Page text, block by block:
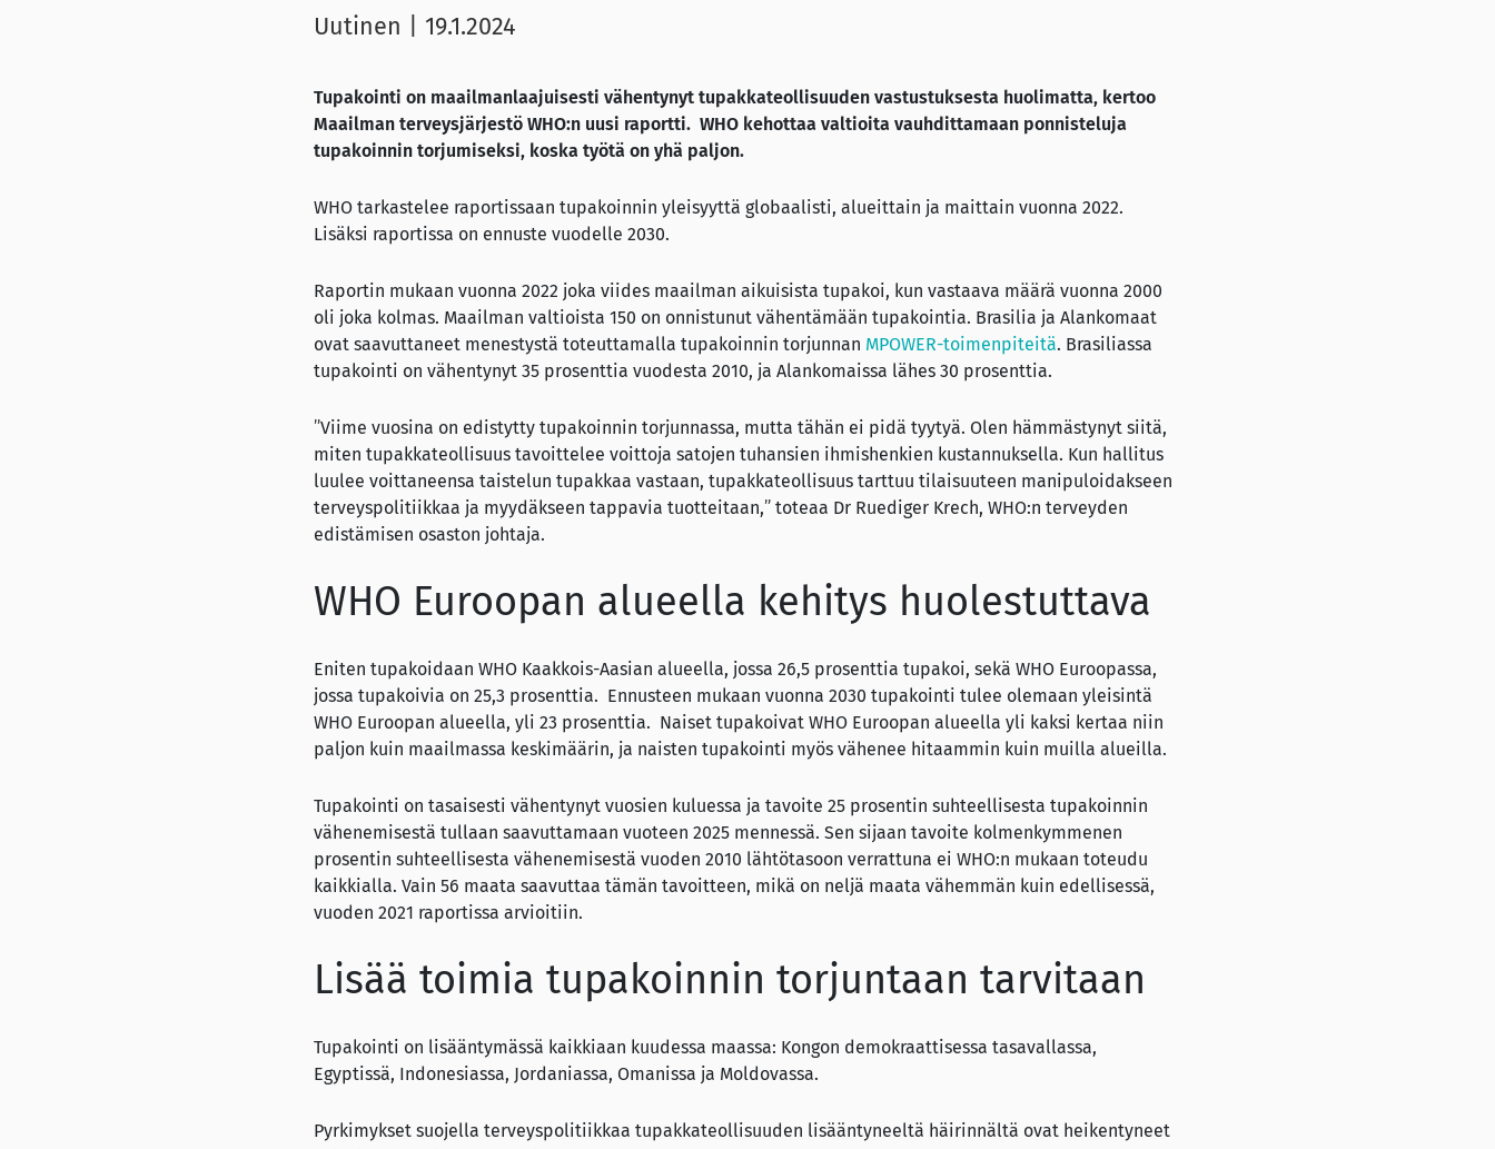
Uutinen 19.1.2024
Tupakointi on maailmanlaajuisesti vähentynyt tupakkateollisuuden vastustuksesta huolimatta, kertoo
Maailman terveysjärjestö WHO:n uusi raportti. WHO kehottaa valtioita vauhdittamaan ponnisteluja
tupakoinnin torjumiseksi, koska työtä on yhä paljon.
WHO tarkastelee raportissaan tupakoinnin yleisyyttä globaalisti, alueittain ja maittain vuonna 2022.
Lisäksi raportissa on ennuste vuodelle 2030.
Raportin mukaan vuonna 2022 joka viides maailman aikuisista tupakoi, kun vastaava määrä vuonna 2000
oli joka kolmas. Maailman valtioista 150 on onnistunut vähentämään tupakointia. Brasilia ja Alankomaat
ovat saavuttaneet menestystä toteuttamalla tupakoinnin torjunnan MPOWER-toimenpiteitä. Brasiliassa
tupakointi on vähentynyt 35 prosenttia vuodesta 2010, ja Alankomaissa lähes 30 prosenttia.
”Viime vuosina on edistytty tupakoinnin torjunnassa, mutta tähän ei pidä tyytyä. Olen hämmästynyt siitä,
miten tupakkateollisuus tavoittelee voittoja satojen tuhansien ihmishenkien kustannuksella. Kun hallitus
luulee voittaneensa taistelun tupakkaa vastaan, tupakkateollisuus tarttuu tilaisuuteen manipuloidakseen
terveyspolitiikkaa ja myydäkseen tappavia tuotteitaan,” toteaa Dr Ruediger Krech, WHO:n terveyden
edistämisen osaston johtaja.
WHO Euroopan alueella kehitys huolestuttava
Eniten tupakoidaan WHO Kaakkois-Aasian alueella, jossa 26,5 prosenttia tupakoi, sekä WHO Euroopassa,
jossa tupakoivia on 25,3 prosenttia. Ennusteen mukaan vuonna 2030 tupakointi tulee olemaan yleisintä
WHO Euroopan alueella, yli 23 prosenttia. Naiset tupakoivat WHO Euroopan alueella yli kaksi kertaa niin
paljon kuin maailmassa keskimäärin, ja naisten tupakointi myös vähenee hitaammin kuin muilla alueilla.
Tupakointi on tasaisesti vähentynyt vuosien kuluessa ja tavoite 25 prosentin suhteellisesta tupakoinnin
vähenemisestä tullaan saavuttamaan vuoteen 2025 mennessä. Sen sijaan tavoite kolmenkymmenen
prosentin suhteellisesta vähenemisestä vuoden 2010 lähtötasoon verrattuna ei WHO:n mukaan toteudu
kaikkialla. Vain 56 maata saavuttaa tämän tavoitteen, mikä on neljä maata vähemmän kuin edellisessä,
vuoden 2021 raportissa arvioitiin.
Lisää toimia tupakoinnin torjuntaan tarvitaan
Tupakointi on lisääntymässä kaikkiaan kuudessa maassa: Kongon demokraattisessa tasavallassa,
Egyptissä, Indonesiassa, Jordaniassa, Omanissa ja Moldovassa.
Pyrkimykset suojella terveyspolitiikkaa tupakkateollisuuden lisääntyneeltä häirinnältä ovat heikentyneet